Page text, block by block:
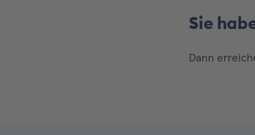
Sie
Dann